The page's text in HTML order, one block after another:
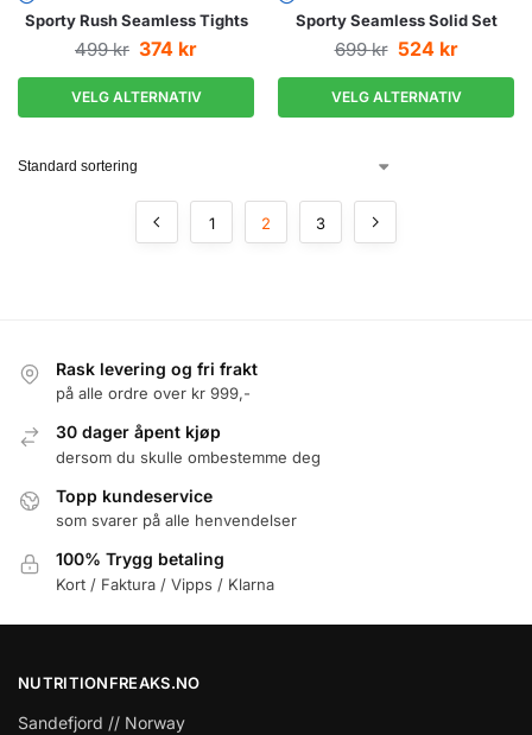
Sporty Rush Seamless Tights
499kr 374 kr
VELG ALTERNATIV
Sporty Seamless Solid Set
699kr 524 kr
VELG ALTERNATIV
1 2 3
Rask levering og fri frakt
på alle ordre over kr 999,-
30 dager åpent kjøp
dersom du skulle ombestemme deg
Topp kundeservice
som svarer på alle henvendelser
100% Trygg betaling
Kort / Faktura / Vipps / Klarna
NUTRITIONFREAKS.NO
Sandefjord // Norway